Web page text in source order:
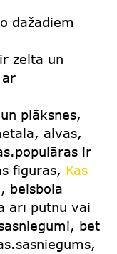
dažādiem
zelta un
ar
plāksnes,
alvas,
ir
figūras, Kas
beisbola
arī putnu vai
bet